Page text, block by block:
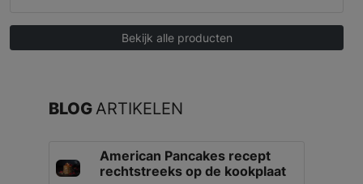
Bekijk alle producten
BLOGARTIKELEN
American Pancakes recept
rechtstreeks op de kookplaat